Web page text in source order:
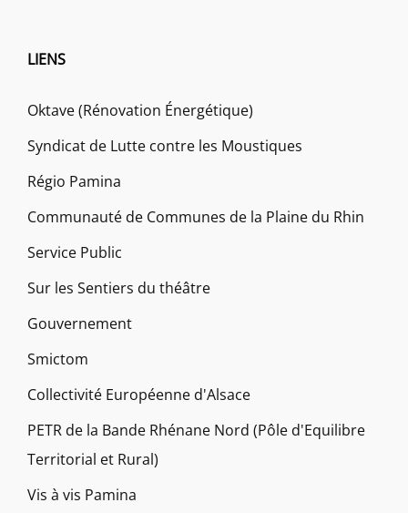
LIENS
Oktave (Rénovation Énergétique)
Syndicat de Lutte contre les Moustiques
Régio Pamina
Communauté de Communes de la Plaine du Rhin
Service Public
Sur les Sentiers du théâtre
Gouvernement
Smictom
Collectivité Européenne d'Alsace
PETR de la Bande Rhénane Nord (Pôle d'Equilibre
Territorial et Rural)
Vis à vis Pamina